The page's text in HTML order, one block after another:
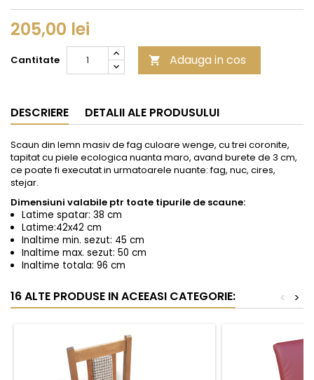
205,00 lei
Cantitate  Adauga in cos
DESCRIERE DETALII ALE PRODUSULUI
Scaun din lemn masiv de fag culoare wenge, cu trei coronite,
tapitat cu piele ecologica nuanta maro, avand burete de 3 cm,
ce poate fi executat in urmatoarele nuante: fag, nuc, cires,
stejar.
Dimensiuni valabile ptr toate tipurile de scaune:
Latime spatar: 38 cm
Latime:42x42 cm
Inaltime min. sezut: 45 cm
Inaltime max. sezut: 50 cm
Inaltime totala: 96 cm
16 ALTE PRODUSE IN ACEEASI CATEGORIE: >
<